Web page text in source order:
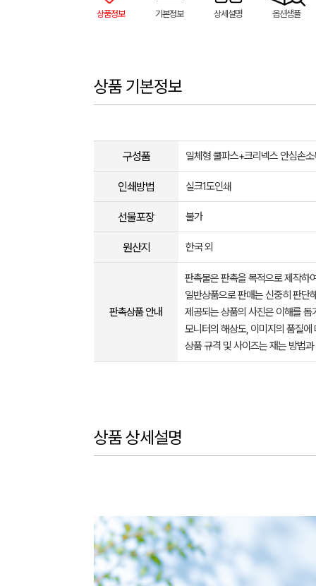
상품정보 기본정보 상세설명 옵션샘플
상품 기본정보
구성품 일체형 쿨파스+크리넥스 안심손
인쇄방법 실크1도인쇄
선물포장 불가
원산지 한국 외
판촉상품 안내
판촉물은 판촉을 목적으로 제작하
일반상품으로 판매는 신중히 판단
제공되는 상품의 사진은 이해를
모니터의 해상도, 이미지의 품질
상품 규격 및 사이즈는 재는 방법
상품 상세설명